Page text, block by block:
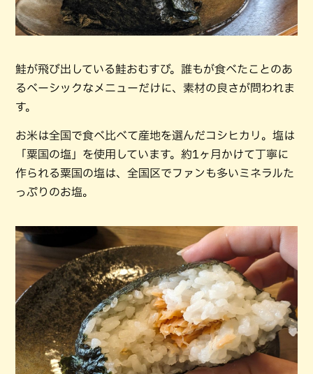
鮭が飛び出している鮭おむすび。誰もが食べたことのあ
るベーシックなメニューだけに、素材の良さが問われま
す。
お米は全国で食べ比べて産地を選んだコシヒカリ。塩は
「粟国の塩」を使用しています。約1ヶ月かけて丁寧に
作られる粟国の塩は、全国区でファンも多いミネラルた
っぷりのお塩。